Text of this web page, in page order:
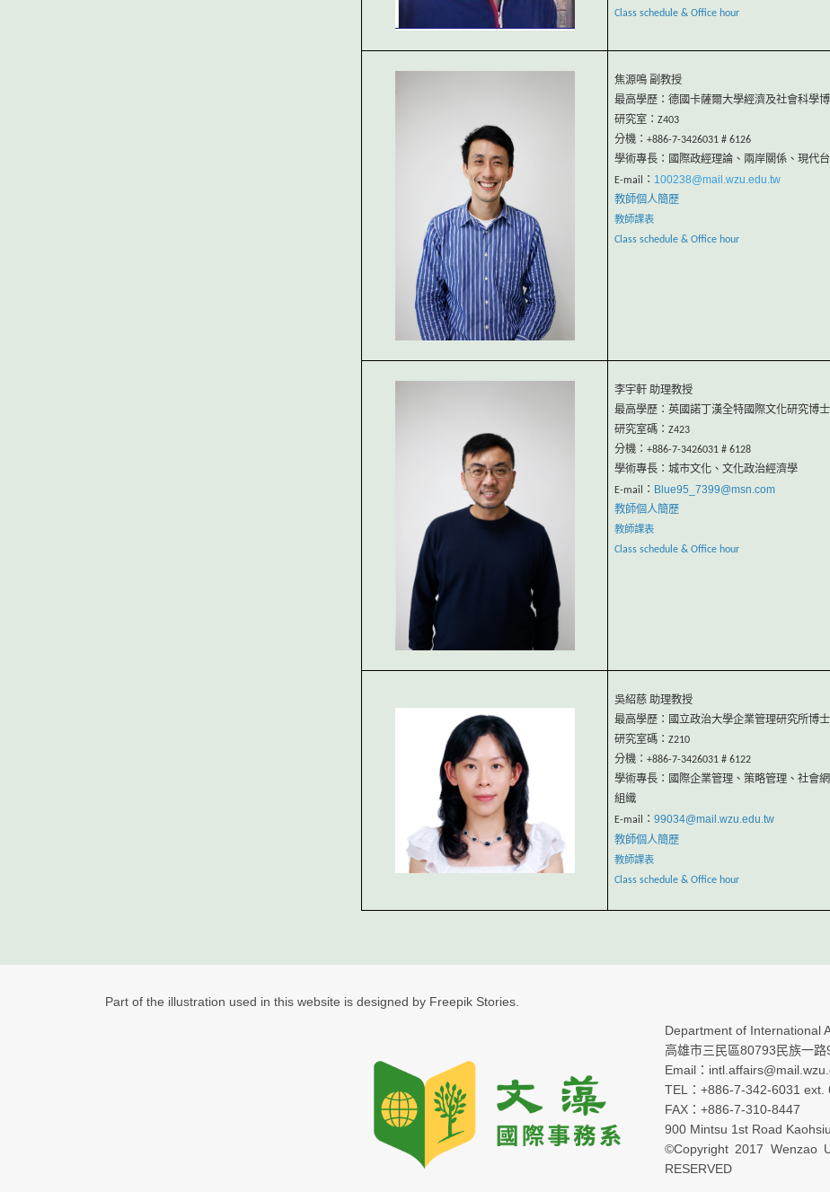
Class schedule & Office hour
焦源鳴 副教授
最高學歷：德國卡薩爾大學經濟及社會科學
研究室：Z403
分機：+886-7-3426031 # 6126
學術專長：國際政經理論、兩岸關係、現代
E-mail： 100238@mail.wzu.edu.tw
教師個人簡歷
教師課表
Class schedule & Office hour
李宇軒 助理教授
最高學歷：英國諾丁漢全特國際文化研究博士
研究室碼：Z423
分機：+886-7-3426031 # 6128
學術專長：城市文化、文化政治經濟學
E-mail： Blue95_7399@msn.com
教師個人簡歷
教師課表
Class schedule & Office hour
吳紹慈 助理教授
最高學歷：國立政治大學企業管理研究所博士
研究室碼：Z210
分機：+886-7-3426031 # 6122
學術專長：國際企業管理、策略管理、社會
組織
E-mail：99034@mail.wzu.edu.tw
教師個人簡歷
教師課表
Class schedule & Office hour
Part of the illustration used in this website is designed by Freepik Stories.
Department of International
高雄市三民區80793民族一路
Email：
TEL：+886-7-342-6031 ext.
FAX：+886-7-310-8447
900 Mintsu 1st Road
©Copyright 2017 Wenzao
RESERVED